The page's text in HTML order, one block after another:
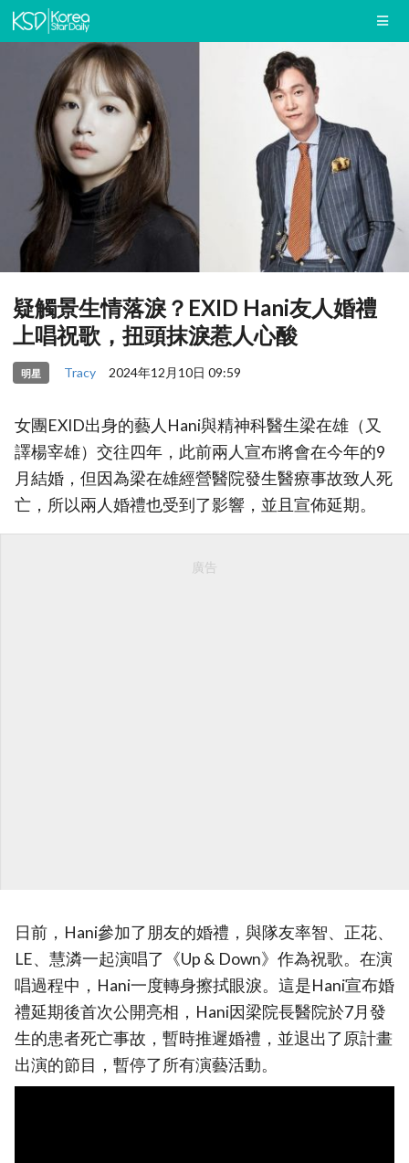
疑觸景生情落淚？EXID Hani友人婚禮
上唱祝歌，扭頭抹淚惹人心酸
明星 Tracy 2024年12月10日 09:59
女團EXID出身的藝人Hani與精神科醫生梁在雄（又
譯楊宰雄）交往四年，此前兩人宣布將會在今年的9
月結婚，但因為梁在雄經營醫院發生醫療事故致人死
亡，所以兩人婚禮也受到了影響，並且宣佈延期。
廣告
日前，Hani參加了朋友的婚禮，與隊友率智、正花、
LE、慧潾一起演唱了《Up & Down》作為祝歌。在演
唱過程中，Hani一度轉身擦拭眼淚。這是Hani宣布婚
禮延期後首次公開亮相，Hani因梁院長醫院於7月發
生的患者死亡事故，暫時推遲婚禮，並退出了原計畫
出演的節目，暫停了所有演藝活動。